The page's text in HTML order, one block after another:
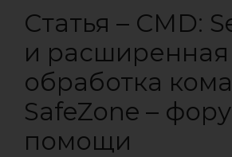
Статья – CMD:
и расширенная
обработка
SafeZone –
помощи